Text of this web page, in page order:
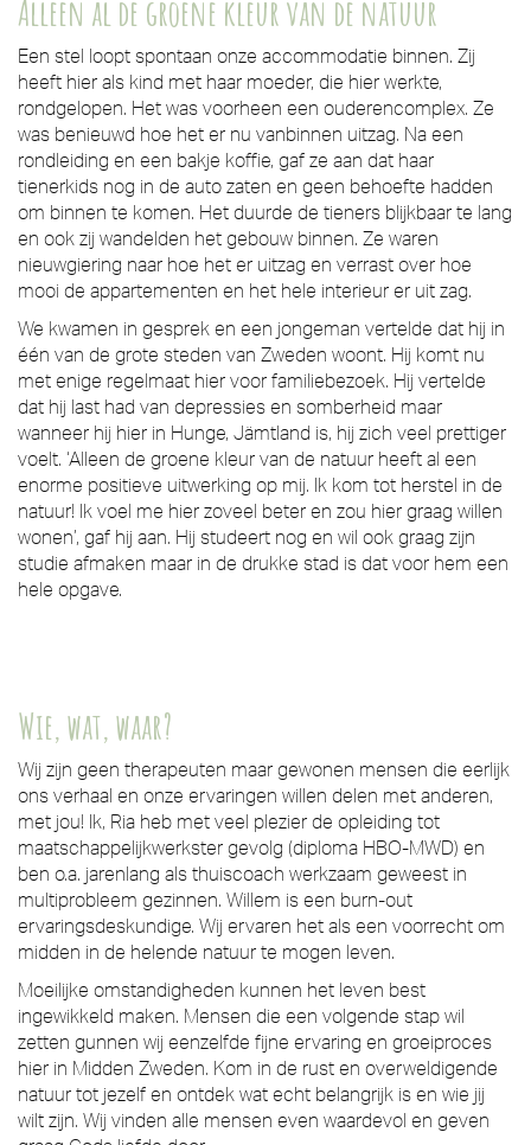
Alleen al de groene kleur van de natuur
Een stel loopt spontaan onze accommodatie binnen. Zij
heeft hier als kind met haar moeder, die hier werkte,
rondgelopen. Het was voorheen een ouderencomplex. Ze
was benieuwd hoe het er nu vanbinnen uitzag. Na een
rondleiding en een bakje koffie, gaf ze aan dat haar
tienerkids nog in de auto zaten en geen behoefte hadden
om binnen te komen. Het duurde de tieners blijkbaar te lang
en ook zij wandelden het gebouw binnen. Ze waren
nieuwgiering naar hoe het er uitzag en verrast over hoe
mooi de appartementen en het hele interieur er uit zag.
We kwamen in gesprek en een jongeman vertelde dat hij in
één van de grote steden van Zweden woont. Hij komt nu
met enige regelmaat hier voor familiebezoek. Hij vertelde
dat hij last had van depressies en somberheid maar
wanneer hij hier in Hunge, Jämtland is, hij zich veel prettiger
voelt. ‘Alleen de groene kleur van de natuur heeft al een
enorme positieve uitwerking op mij. Ik kom tot herstel in de
natuur! Ik voel me hier zoveel beter en zou hier graag willen
wonen’, gaf hij aan. Hij studeert nog en wil ook graag zijn
studie afmaken maar in de drukke stad is dat voor hem een
hele opgave.
Wie, wat, waar?
Wij zijn geen therapeuten maar gewonen mensen die eerlijk
ons verhaal en onze ervaringen willen delen met anderen,
met jou! Ik, Ria heb met veel plezier de opleiding tot
maatschappelijkwerkster gevolg (diploma HBO-MWD) en
ben o.a. jarenlang als thuiscoach werkzaam geweest in
multiprobleem gezinnen. Willem is een burn-out
ervaringsdeskundige. Wij ervaren het als een voorrecht om
midden in de helende natuur te mogen leven.
Moeilijke omstandigheden kunnen het leven best
ingewikkeld maken. Mensen die een volgende stap wil
zetten gunnen wij eenzelfde fijne ervaring en groeiproces
hier in Midden Zweden. Kom in de rust en overweldigende
natuur tot jezelf en ontdek wat echt belangrijk is en wie jij
wilt zijn. Wij vinden alle mensen even waardevol en geven